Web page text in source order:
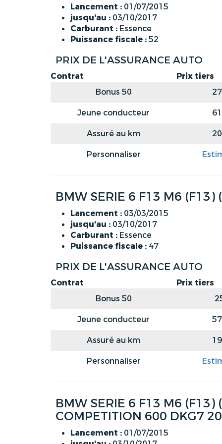
Lancement : 01/07/2015
jusqu'au : 03/10/2017
Carburant : Essence
Puissance fiscale :52
PRIX DE L'ASSURANCE AUTO
Contrat
Prix tiers
Bonus 50
Jeune conducteur
Assuré au km
Personnaliser
BMW SERIE 6 F13 M6
Lancement : 03/03/2015
jusqu'au : 03/10/2017
Carburant : Essence
Puissance fiscale : 47
PRIX DE L'ASSURANCE AUTO
Contrat
Prix tiers
Bonus 50
Jeune conducteur
Assuré au km
Personnaliser
BMW SERIE 6 F13 M6 (F13)
COMPETITION 600 DKG7
Lancement : 01/07/2015